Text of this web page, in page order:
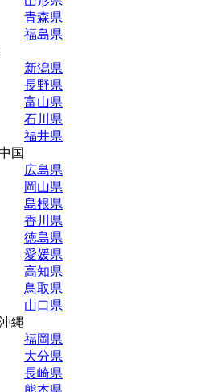
青森県
福島県
新潟県
長野県
富山県
石川県
福井県
国
広島県
岡山県
島根県
香川県
徳島県
愛媛県
高知県
鳥取県
山口県
縄
福岡県
大分県
長崎県